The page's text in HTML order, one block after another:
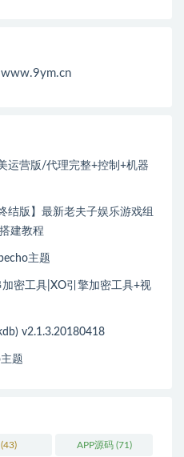
运营版/代理完整+控制+机器
结版】最新老夫子娱乐游戏组
建教程
主题
密工具|XO引擎加密工具+视
v2.1.3.20180418
题
(43) APP源码(71)